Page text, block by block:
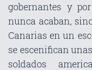
gobernantes y
nunca acaban,
Canarias en un
se escenifican
soldados